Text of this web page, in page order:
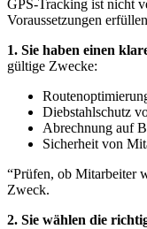
GPS-Tracking ist nicht
Voraussetzungen
1. Sie haben einen
gültige Zwecke:
Diebstahlschutz
Abrechnung auf
Sicherheit von
“Prüfen, ob Mitarbeiter
Zweck.
2. Sie wählen die